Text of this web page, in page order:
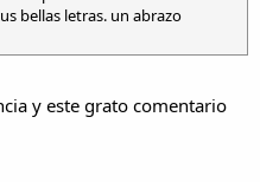
bellas letras. un abrazo
y este grato comentario